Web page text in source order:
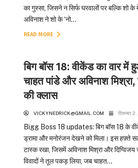
का गुस्सा, जिसने न सिर्फ घरवालों पर बल्कि शो
अविनाश ने शो के ‘नो...
READ MORE
बिग बॉस 18: वीकेंड का वार में
चाहत पांडे और अविनाश
की क्लास
VICKYNEDRICK@GMAIL.COM दिसम्बर
Bigg Boss 18 updates: बिग बॉस 18 के
ड्रामा और मनोरंजन देखने को मिला। इस हफ़्ते
टास्क रखा, जिसमें अविनाश मिश्रा और दिग्विजय
विवादों ने तूल पकड़ लिया, जब चाहत...